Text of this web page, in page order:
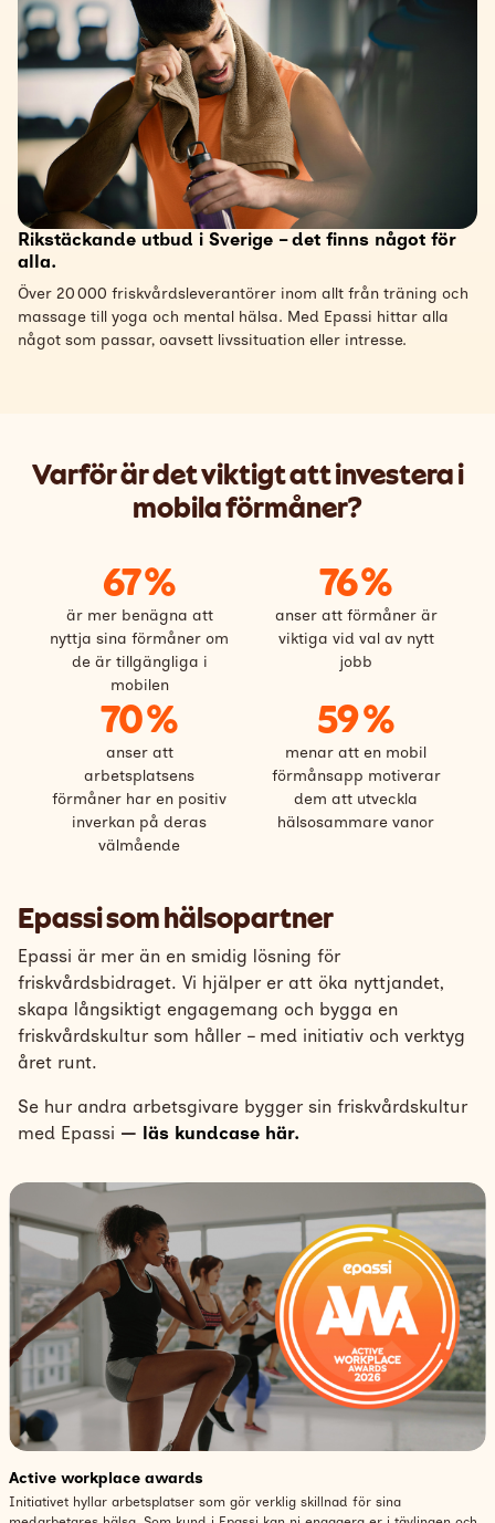
Rikstäckande utbud i Sverige – det finns något för
alla.
Över 20 000 friskvårdsleverantörer inom allt från träning och
massage till yoga och mental hälsa. Med Epassi hittar alla
något som passar, oavsett livssituation eller intresse.
Varför är det viktigt att investera i
mobila förmåner?
67 %
är mer benägna att
nyttja sina förmåner om
de är tillgängliga i
mobilen
76 %
anser att förmåner är
viktiga vid val av nytt
jobb
70 %
anser att
arbetsplatsens
förmåner har en positiv
inverkan på deras
välmående
59 %
menar att en mobil
förmånsapp motiverar
dem att utveckla
hälsosammare vanor
Epassi som hälsopartner
Epassi är mer än en smidig lösning för
friskvårdsbidraget. Vi hjälper er att öka nyttjandet,
skapa långsiktigt engagemang och bygga en
friskvårdskultur som håller – med initiativ och verktyg
året runt.
Se hur andra arbetsgivare bygger sin friskvårdskultur
med Epassi — läs kundcase här.
Active workplace awards
Initiativet hyllar arbetsplatser som gör verklig skillnad för sina